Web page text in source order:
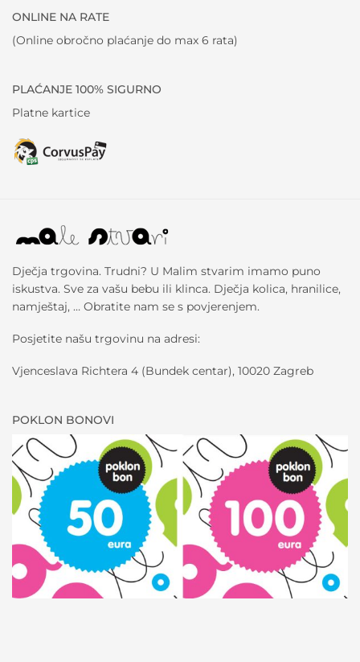
ONLINE NA RATE
(Online obročno plaćanje do max 6 rata)
PLAĆANJE 100% SIGURNO
Platne kartice
Dječja trgovina. Trudni? U Malim stvarim imamo puno
iskustva. Sve za vašu bebu ili klinca. Dječja kolica, hranilice,
namještaj, … Obratite nam se s povjerenjem.
Posjetite našu trgovinu na adresi:
Vjenceslava Richtera 4 (Bundek centar), 10020 Zagreb
POKLON BONOVI